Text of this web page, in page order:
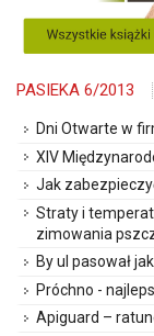
PASIEKA 6/2013
Dni Otwarte w
XIV
Jak
Straty i
zimowania
By ul pasował
Próchno -
Apiguard –